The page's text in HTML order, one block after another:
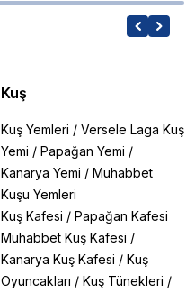
Kuş
Kuş Yemleri / Versele Laga Kuş
Yemi / Papağan Yemi /
Kanarya Yemi / Muhabbet
Kuşu Yemleri
Kuş Kafesi / Papağan Kafesi
Muhabbet Kuş Kafesi /
Kanarya Kuş Kafesi / Kuş
Oyuncakları / Kuş Tünekleri /